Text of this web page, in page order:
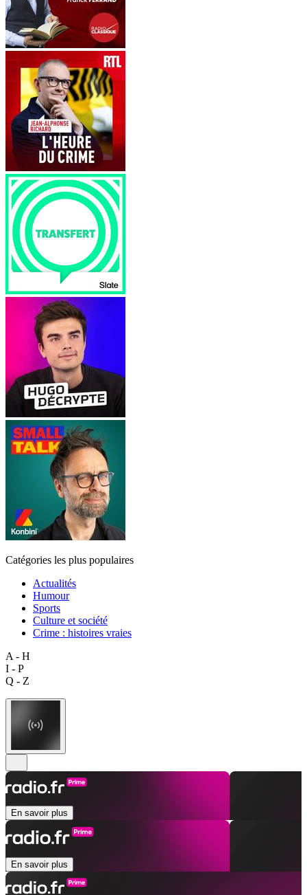
Catégories les plus populaires
Actualités
Humour
Sports
Culture et société
Crime : histoires vraies
A - H
I - P
Q - Z
En savoir plus
En savoir plus